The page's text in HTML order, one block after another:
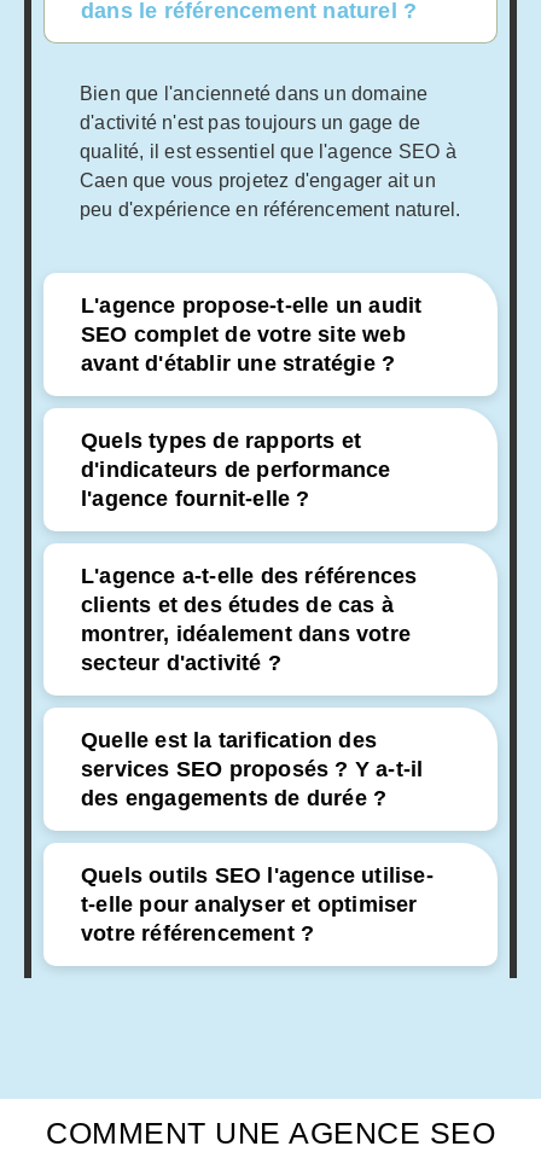
dans le référencement naturel ?
Bien que l'ancienneté dans un domaine
d'activité n'est pas toujours un gage de
qualité, il est essentiel que l'agence SEO à
Caen que vous projetez d'engager ait un
peu d'expérience en référencement naturel.
L'agence propose-t-elle un audit
SEO complet de votre site web
avant d'établir une stratégie ?
Quels types de rapports et
d'indicateurs de performance
l'agence fournit-elle ?
L'agence a-t-elle des références
clients et des études de cas à
montrer, idéalement dans votre
secteur d'activité ?
Quelle est la tarification des
services SEO proposés ? Y a-t-il
des engagements de durée ?
Quels outils SEO l'agence utilise-
t-elle pour analyser et optimiser
votre référencement ?
COMMENT UNE AGENCE SEO